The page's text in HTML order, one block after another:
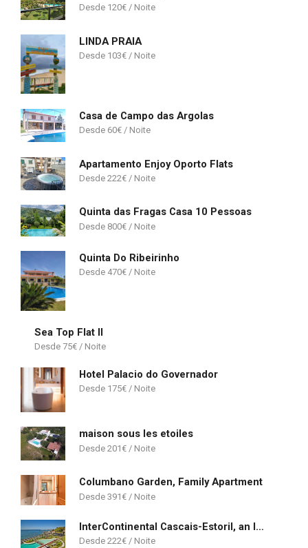
120€
LINDA PRAIA
103€
Casa de Campo das Argolas
60€
Apartamento Enjoy Oporto Flats
222€
Quinta das Fragas Casa 10 Pessoas
800€
Quinta Do Ribeirinho
470€
Sea Top Flat II
75€
Hotel Palacio do Governador
175€
maison sous les etoiles
201€
Columbano Garden, Family Apartment
391€
InterContinental Cascais-Estoril, an IHG Hotel
222€